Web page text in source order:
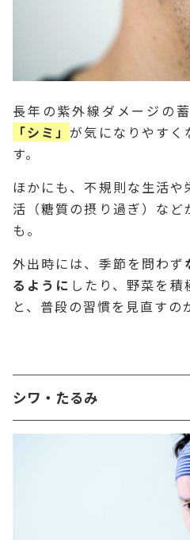
長年の紫外線ダメージの
「シミ」が気になりやすく
す。
ほかにも、不規則な生活
活（糖質の摂り過ぎ）など
も。
外出時には、季節を問わず
るように したり、野菜を
と、普段の習慣を見直すの
シワ・たるみ